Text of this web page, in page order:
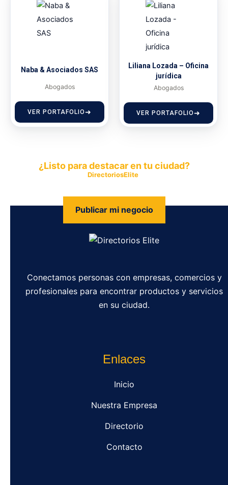
Naba & Asociados SAS
Abogados
VER PORTAFOLIO
Liliana Lozada – Oficina
jurídica
Abogados
VER PORTAFOLIO
¿Listo para destacar en tu ciudad?
DirectoriosElite
Publicar mi negocio
Conectamos personas con empresas, comercios y
profesionales para encontrar productos y servicios
en su ciudad.
Enlaces
Inicio
Nuestra Empresa
Directorio
Contacto